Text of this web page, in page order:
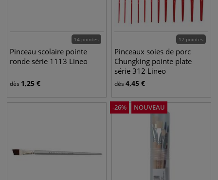
14 pointes
Pinceau scolaire pointe
ronde série 1113 Lineo
dès 1,25 €
12 pointes
Pinceaux soies de porc
Chungking pointe plate
série 312 Lineo
dès 4,45 €
-26% NOUVEAU